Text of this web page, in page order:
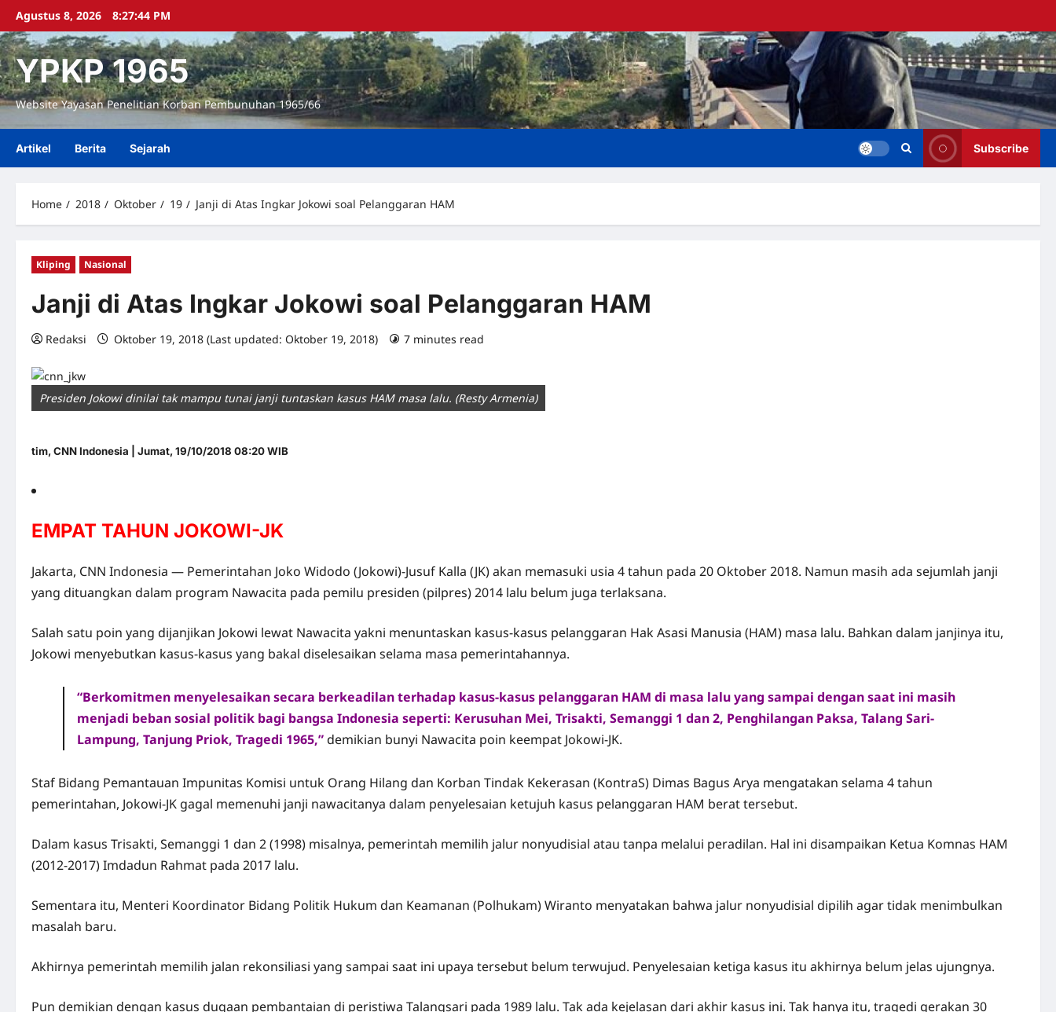
Skip
content
Agustus 8, 2026 8:27:45 PM
YPKP 1965
Website Yayasan Penelitian Korban Pembunuhan 1965/66
Artikel Berita Sejarah Subscribe
Home 2018 Oktober 19 Janji di Atas Ingkar Jokowi soal Pelanggaran HAM
Kliping Nasional
Janji di Atas Ingkar Jokowi soal Pelanggaran HAM
Redaksi Oktober 19, 2018 (Last updated: Oktober 19, 2018) 7 minutes read
Presiden Jokowi dinilai tak mampu tunai janji tuntaskan kasus HAM masa lalu. (Resty Armenia)
tim, CNN Indonesia | Jumat, 19/10/2018 08:20 WIB
EMPAT TAHUN JOKOWI-JK
Jakarta, CNN Indonesia — Pemerintahan Joko Widodo (Jokowi)-Jusuf Kalla (JK)akan memasuki usia 4 tahun pada 20 Oktober 2018. Namun masih ada sejumlah janji
yang dituangkan dalam program Nawacita pada pemilu presiden (pilpres) 2014 lalu belum juga terlaksana.
Salah satu poin yang dijanjikan Jokowi lewat Nawacita yakni menuntaskan kasus-kasus pelanggaran Hak Asasi Manusia (HAM) masa lalu. Bahkan dalam janjinya itu,
Jokowi menyebutkan kasus-kasus yang bakal diselesaikan selama masa pemerintahannya.
“Berkomitmen menyelesaikan secara berkeadilan terhadap kasus-kasus pelanggaran HAM di masa lalu yang sampai dengan saat ini masih
menjadi beban sosial politik bagi bangsa Indonesia seperti: Kerusuhan Mei, Trisakti, Semanggi 1 dan 2, Penghilangan Paksa, Talang Sari-
Lampung, Tanjung Priok, Tragedi 1965,”demikian bunyi Nawacita poin keempat Jokowi-JK.
Staf Bidang Pemantauan Impunitas Komisi untuk Orang Hilang dan Korban Tindak Kekerasan (KontraS) Dimas Bagus Arya mengatakan selama 4 tahun
pemerintahan, Jokowi-JK gagal memenuhi janji nawacitanya dalam penyelesaian ketujuh kasus pelanggaran HAM berat tersebut.
Dalam kasus Trisakti, Semanggi 1 dan 2 (1998) misalnya, pemerintah memilih jalur nonyudisial atau tanpa melalui peradilan. Hal ini disampaikan Ketua Komnas HAM
(2012-2017) Imdadun Rahmat pada 2017 lalu.
Sementara itu, Menteri Koordinator Bidang Politik Hukum dan Keamanan (Polhukam)Wiranto menyatakan bahwa jalur nonyudisial dipilih agar tidak menimbulkan
masalah baru.
Akhirnya pemerintah memilih jalan rekonsiliasi yang sampai saat ini upaya tersebut belum terwujud. Penyelesaian ketiga kasus itu akhirnya belum jelas ujungnya.
Pun demikian dengan kasus dugaan pembantaian di peristiwa Talangsari pada 1989 lalu. Tak ada kejelasan dari akhir kasus ini. Tak hanya itu, tragedi gerakan 30